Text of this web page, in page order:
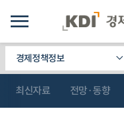
경제정책정보
최신자료 전망·동향